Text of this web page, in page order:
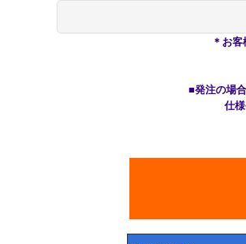
＊お
■発注の場合、
仕様や
希